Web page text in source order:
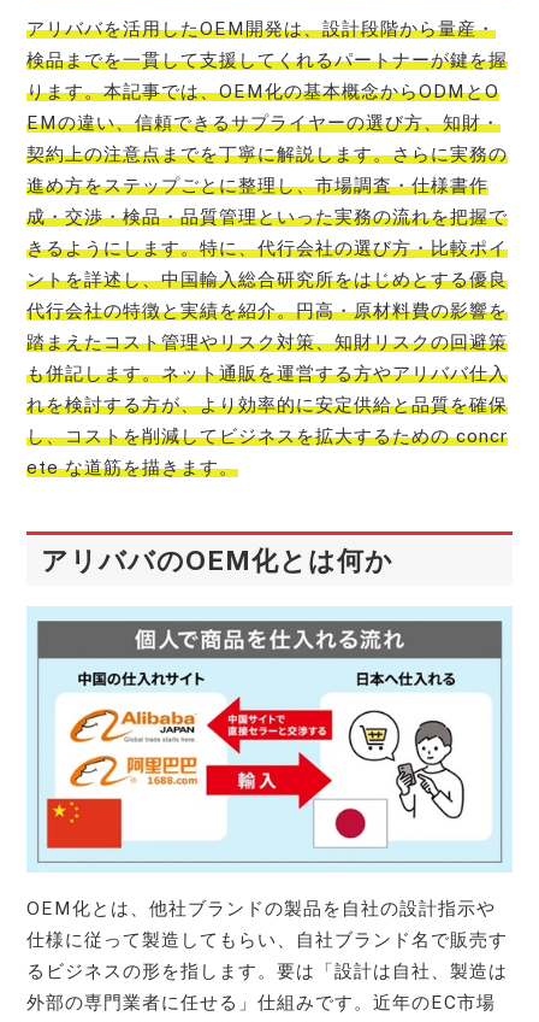
アリババを活用したOEM開発は、設計段階から量産・
検品までを一貫して支援してくれるパートナーが鍵を握
ります。本記事では、OEM化の基本概念からODMとO
EMの違い、信頼できるサプライヤーの選び方、知財・
契約上の注意点までを丁寧に解説します。さらに実務の
進め方をステップごとに整理し、市場調査・仕様書作
成・交渉・検品・品質管理といった実務の流れを把握で
きるようにします。特に、代行会社の選び方・比較ポイ
ントを詳述し、中国輸入総合研究所をはじめとする優良
代行会社の特徴と実績を紹介。円高・原材料費の影響を
踏まえたコスト管理やリスク対策、知財リスクの回避策
も併記します。ネット通販を運営する方やアリババ仕入
れを検討する方が、より効率的に安定供給と品質を確保
し、コストを削減してビジネスを拡大するための concr
ete な道筋を描きます。
アリババのOEM化とは何か
OEM化とは、他社ブランドの製品を自社の設計指示や
仕様に従って製造してもらい、自社ブランド名で販売す
るビジネスの形を指します。要は「設計は自社、製造は
外部の専門業者に任せる」仕組みです。近年のEC市場